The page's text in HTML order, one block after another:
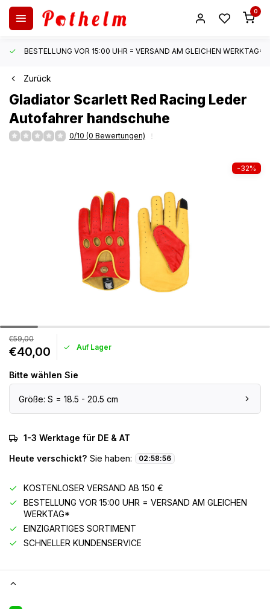
0
BESTELLUNG VOR 15:00 UHR = VERSAND AM GLEICHEN WERKTAG*
Zurück
Gladiator Scarlett Red Racing Leder
Autofahrer handschuhe
0/10 (0 Bewertungen)
-32%
€59,00
€40,00 Auf Lager
Bitte wählen Sie
Größe: S = 18.5 - 20.5 cm
1-3 Werktage für DE & AT
Heute verschickt? Sie haben: 02:58:56
KOSTENLOSER VERSAND AB 150 €
BESTELLUNG VOR 15:00 UHR = VERSAND AM GLEICHEN
WERKTAG*
EINZIGARTIGES SORTIMENT
SCHNELLER KUNDENSERVICE